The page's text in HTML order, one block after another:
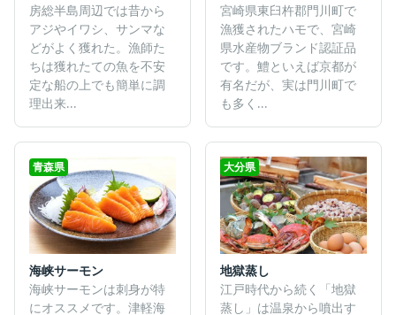
房総半島周辺では昔から
アジやイワシ、サンマな
どがよく獲れた。漁師た
ちは獲れたての魚を不安
定な船の上でも簡単に調
理出来...
宮崎県東臼杵郡門川町で
漁獲されたハモで、宮崎
県水産物ブランド認証品
です。鱧といえば京都が
有名だが、実は門川町で
も多く...
青森県
海峡サーモン
海峡サーモンは刺身が特
にオススメです。津軽海
大分県
地獄蒸し
江戸時代から続く「地獄
蒸し」は温泉から噴出す